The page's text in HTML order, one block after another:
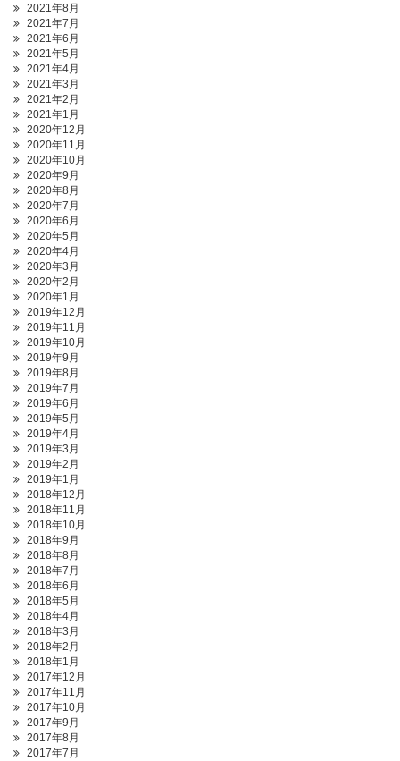
2021年8月
2021年7月
2021年6月
2021年5月
2021年4月
2021年3月
2021年2月
2021年1月
2020年12月
2020年11月
2020年10月
2020年9月
2020年8月
2020年7月
2020年6月
2020年5月
2020年4月
2020年3月
2020年2月
2020年1月
2019年12月
2019年11月
2019年10月
2019年9月
2019年8月
2019年7月
2019年6月
2019年5月
2019年4月
2019年3月
2019年2月
2019年1月
2018年12月
2018年11月
2018年10月
2018年9月
2018年8月
2018年7月
2018年6月
2018年5月
2018年4月
2018年3月
2018年2月
2018年1月
2017年12月
2017年11月
2017年10月
2017年9月
2017年8月
2017年7月